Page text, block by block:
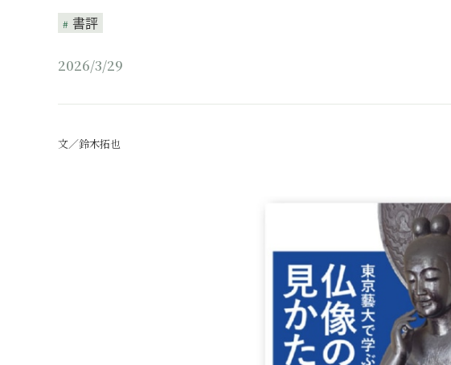
書評
2026/3/29
文／鈴木拓也